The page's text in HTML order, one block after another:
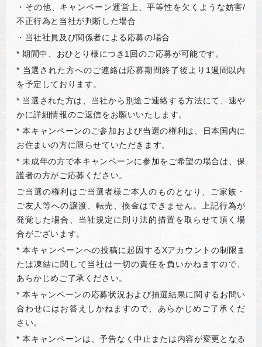
・その他、キャンペーン運営上、平等性を欠くような妨害/
不正行為と当社が判断した場合
・当社社員及び関係者による応募の場合
*期間中、おひとり様につき1回のご応募が可能です。
* 当選された方へのご連絡は応募期間終了後より1週間以内
を予定しております。
* 当選された方は、当社から別途ご連絡する方法にて、速や
かに詳細情報のご返信をお願いいたします。
*本キャンペーンのご参加および当選の権利は、日本国内に
お住まいの方に限らせていただきます。
*未成年の方で本キャンペーンに参加をご希望の場合は、保
護者の方がご応募ください。
ご当選の権利はご当選者様ご本人のものとなり、ご家族・
ご友人等への譲渡、転売、換金はできません。上記行為が
発覚した場合、当社規定に則り法的措置を取らせて頂く場
合がございます。
*本キャンペーンへの投稿に起因するXアカウントの制限ま
たは凍結に関して当社は一切の責任を負いかねますので、
あらかじめご了承ください。
*本キャンペーンの応募状況および抽選結果に関するお問い
合わせにはお答えしかねますので、あらかじめご了承くだ
さい。
*本キャンペーンは、予告なく中止または内容が変更となる